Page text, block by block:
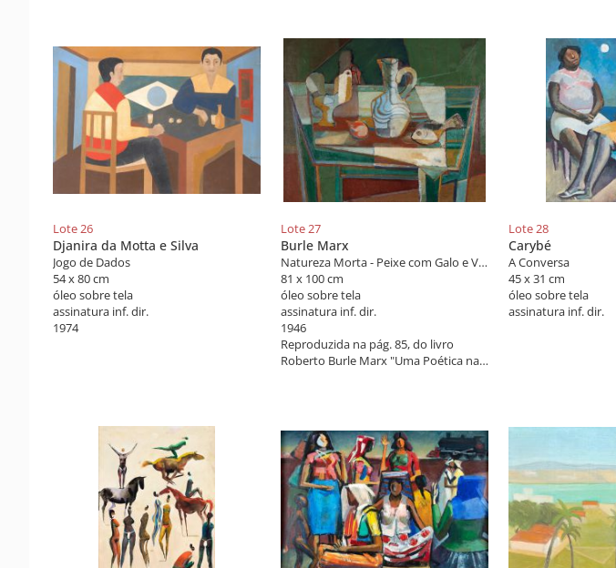
Lote 26
Djanira da Motta e Silva
Jogo de Dados
54 x 80 cm
óleo sobre tela
assinatura inf. dir.
1974
Lote 27
Burle Marx
Natureza Morta - Peixe com Galo e Vaso
81 x 100 cm
óleo sobre tela
assinatura inf. dir.
1946
Reproduzida na pág. 85, do livro
Roberto Burle Marx "Uma Poética na
Lote 28
Carybé
A Conversa
45 x 31 cm
óleo sobre tela
assinatura inf. dir.